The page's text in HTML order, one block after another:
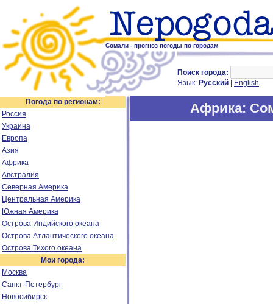
Сомали - прогноз погоды по городам
Поиск города:
Язык: Русский English
Погода по регионам:
Россия
Украина
Европа
Азия
Африка
Австралия
Северная Америка
Центральная Америка
Южная Америка
Острова Индийского океана
Острова Атлантического океана
Острова Тихого океана
Мои города:
Москва
Санкт-Петербург
Новосибирск
Африка: